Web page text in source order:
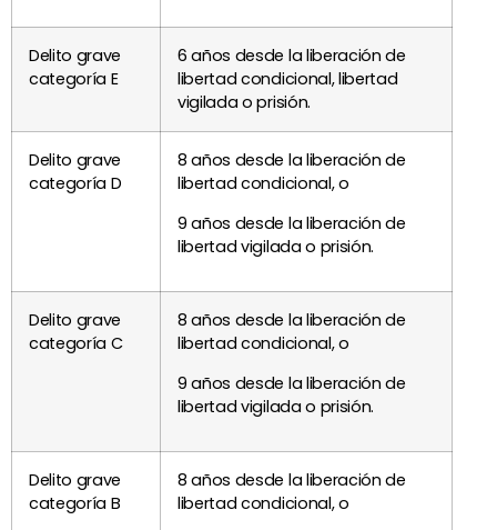
Delito grave
categoría E
6 años desde la liberación de
libertad condicional, libertad
vigilada o prisión.
Delito grave
categoría D
8 años desde la liberación de
libertad condicional, o
9 años desde la liberación de
libertad vigilada o prisión.
Delito grave
categoría C
8 años desde la liberación de
libertad condicional, o
9 años desde la liberación de
libertad vigilada o prisión.
Delito grave
categoría B
8 años desde la liberación de
libertad condicional, o